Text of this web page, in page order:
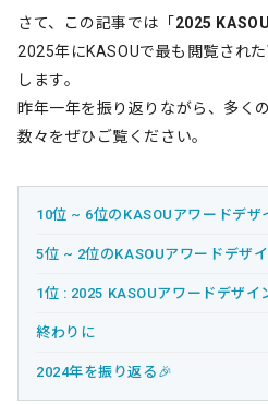
さて、この記事では「 2025
2025年にKASOUで最も閲覧され
します。
昨年一年を振り返りながら、多く
数々をぜひご覧ください。
10位 ~ 6位のKASOUアワードデザ
5位 ~ 2位のKASOUアワードデザ
1位 : 2025 KASOUアワードデザイ
終わりに
2024年を振り返る🎉